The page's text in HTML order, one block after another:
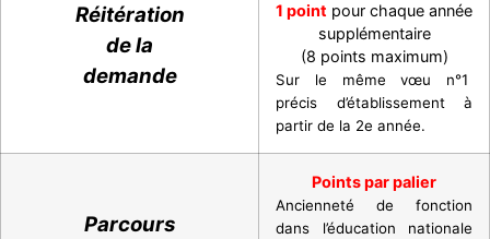
Réitération
de la
demande
1 point pour chaque année
supplémentaire
(8 points maximum)
Sur le même vœu n°1
précis d’établissement à
partir de la 2e année.
Parcours
Points par palier
Ancienneté de fonction
dans l’éducation nationale